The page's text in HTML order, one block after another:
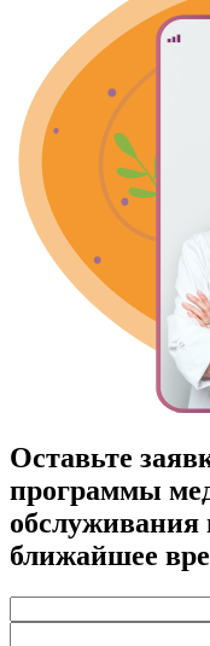
Оставьте
программы
ближайшее